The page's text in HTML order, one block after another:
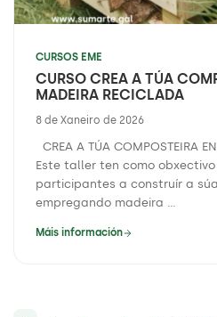
CURSOS EME
CURSO CREA A TÚA
MADEIRA RECICLADA
8 de Xaneiro de 2026
CREA A TÚA COMPOSTEIRA
Este taller ten como
participantes a construír a
empregando madeira ...
Máis información